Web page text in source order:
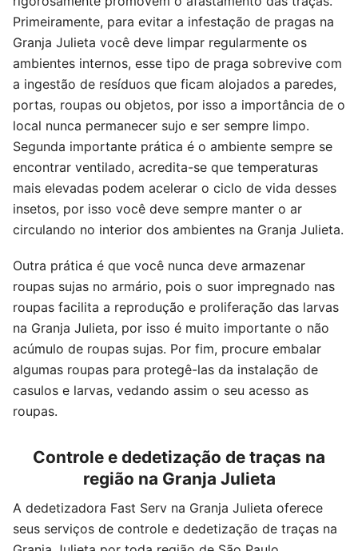
Primeiramente, para evitar a infestação de pragas na
Granja Julieta você deve limpar regularmente os
ambientes internos, esse tipo de praga sobrevive com
a ingestão de resíduos que ficam alojados a paredes,
portas, roupas ou objetos, por isso a importância de o
local nunca permanecer sujo e ser sempre limpo.
Segunda importante prática é o ambiente sempre se
encontrar ventilado, acredita-se que temperaturas
mais elevadas podem acelerar o ciclo de vida desses
insetos, por isso você deve sempre manter o ar
circulando no interior dos ambientes na Granja Julieta.
Outra prática é que você nunca deve armazenar
roupas sujas no armário, pois o suor impregnado nas
roupas facilita a reprodução e proliferação das larvas
na Granja Julieta, por isso é muito importante o não
acúmulo de roupas sujas. Por fim, procure embalar
algumas roupas para protegê-las da instalação de
casulos e larvas, vedando assim o seu acesso as
roupas.
Controle e dedetização de traças na
região na Granja Julieta
A dedetizadora Fast Serv na Granja Julieta oferece
seus serviços de controle e dedetização de traças na